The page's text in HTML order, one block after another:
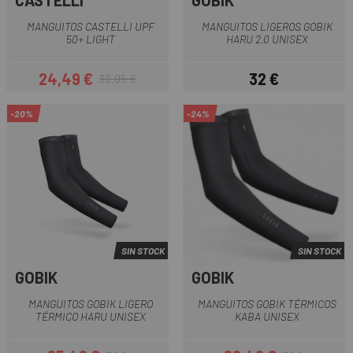
MANGUITOS CASTELLI UPF
50+ LIGHT
Precio
24,49 €Precio regular
32,95 €
MANGUITOS LIGEROS GOBIK
HARU 2.0 UNISEX
Precio
32 €
-20%
SIN STOCK
GOBIK
MANGUITOS GOBIK LIGERO
TÉRMICO HARU UNISEX
-24%
SIN STOCK
GOBIK
MANGUITOS GOBIK TÉRMICOS
KABA UNISEX